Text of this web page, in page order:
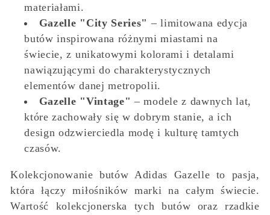
materiałami.
Gazelle "City Series" – limitowana edycja
butów inspirowana różnymi miastami na
świecie, z unikatowymi kolorami i detalami
nawiązującymi do charakterystycznych
elementów danej metropolii.
Gazelle "Vintage" – modele z dawnych lat,
które zachowały się w dobrym stanie, a ich
design odzwierciedla modę i kulturę tamtych
czasów.
Kolekcjonowanie butów Adidas Gazelle to pasja,
która łączy miłośników marki na całym świecie.
Wartość kolekcjonerska tych butów oraz rzadkie